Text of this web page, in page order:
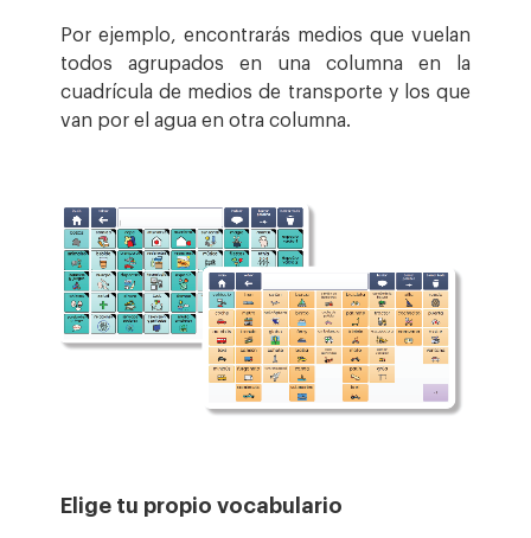
Por ejemplo, encontrarás medios que vuelan
todos agrupados en una columna en la
cuadrícula de medios de transporte y los que
van por el agua en otra columna.
Elige tu propio vocabulario